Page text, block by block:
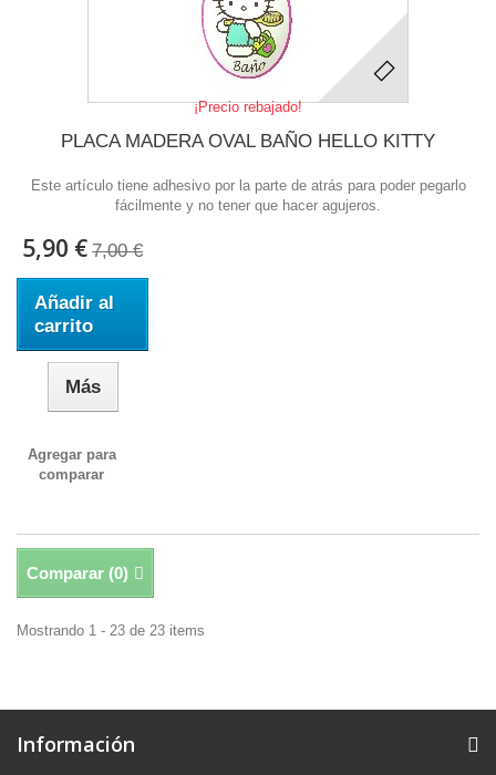
¡Precio rebajado!
PLACA MADERA OVAL BAÑO HELLO KITTY
Este artículo tiene adhesivo por la parte de atrás para poder pegarlo
fácilmente y no tener que hacer agujeros.
5,90 € 7,00 €
Añadir al
carrito
Más
Agregar para
comparar
Comparar (0)
Mostrando 1 - 23 de 23 items
Información